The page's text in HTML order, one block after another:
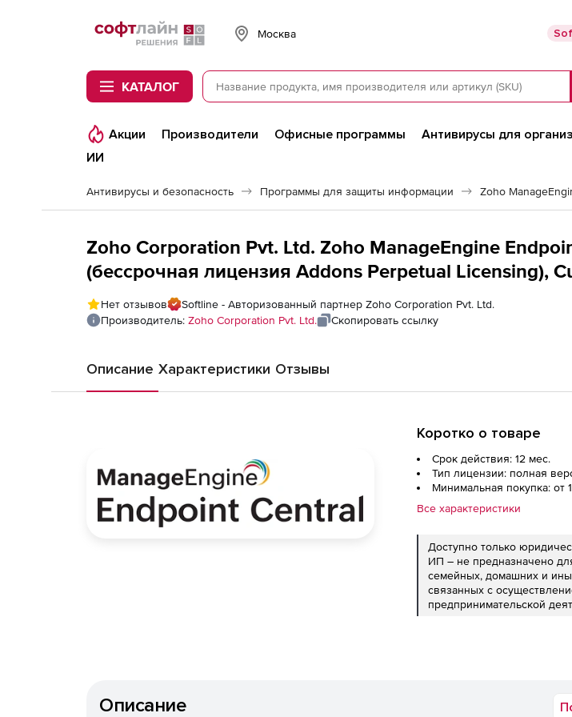
Softline
Москва
КАТАЛОГ
Акции Производители Офисные программы Антивирусы для
ИИ
Антивирусы и безопасность Программы для защиты информации Zoho
Zoho Corporation Pvt. Ltd. Zoho ManageEngine
(бессрочная лицензия Addons Perpetual Licensing),
Onboarding and Account Maintenance - Fee for
of COBAM
Нет отзывов
Softline - Авторизованный партнер Zoho Corporation Pvt. Ltd.
Производитель: Zoho Corporation Pvt. Ltd. Скопировать ссылку
Описание Характеристики Отзывы
Коротко о товаре
Срок действия: 12 мес.
Тип лицензии: полная
Минимальная покупка: от
Все характеристики
Доступно только
ИП – не предназначено
семейных, домашних и
связанных с
предпринимательской
Описание